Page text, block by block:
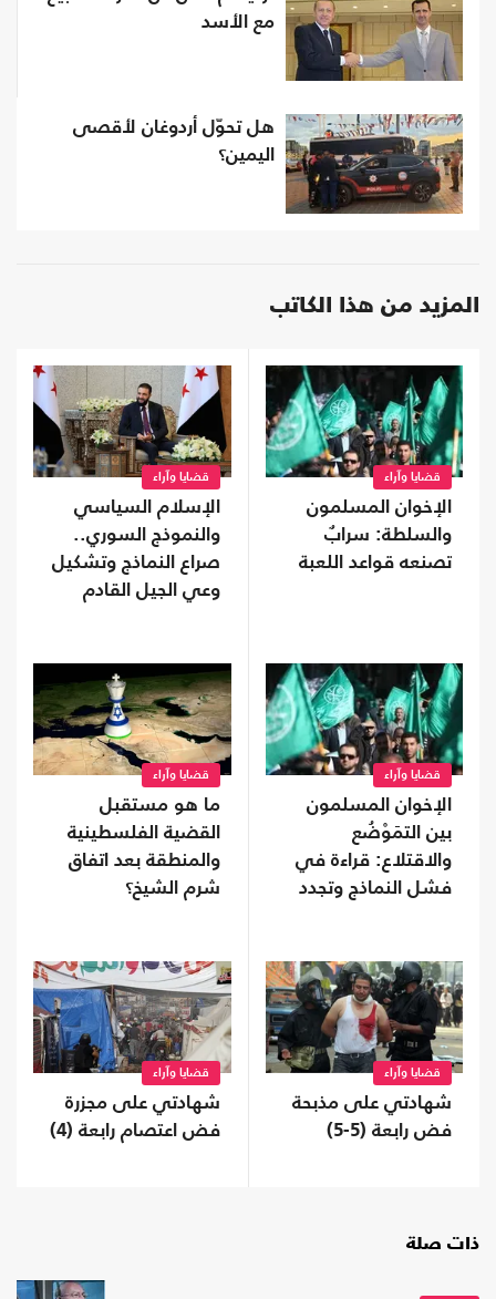
مع الأسد
هل تحوّل أردوغان لأقصى
اليمين؟
المزيد من هذا الكاتب
قضايا وآراء
الإخوان المسلمون
والسلطة: سرابٌ
تصنعه قواعد اللعبة
قضايا وآراء
الإسلام السياسي
والنموذج السوري..
صراع النماذج وتشكيل
وعي الجيل القادم
قضايا وآراء
الإخوان المسلمون
بين التمَوْضُع
والاقتلاع: قراءة في
فشل النماذج وتجدد
قضايا وآراء
ما هو مستقبل
القضية الفلسطينية
والمنطقة بعد اتفاق
شرم الشيخ؟
قضايا وآراء
شهادتي على مذبحة
فض رابعة (5-5)
قضايا وآراء
شهادتي على مجزرة
فض اعتصام رابعة (4)
ذات صلة